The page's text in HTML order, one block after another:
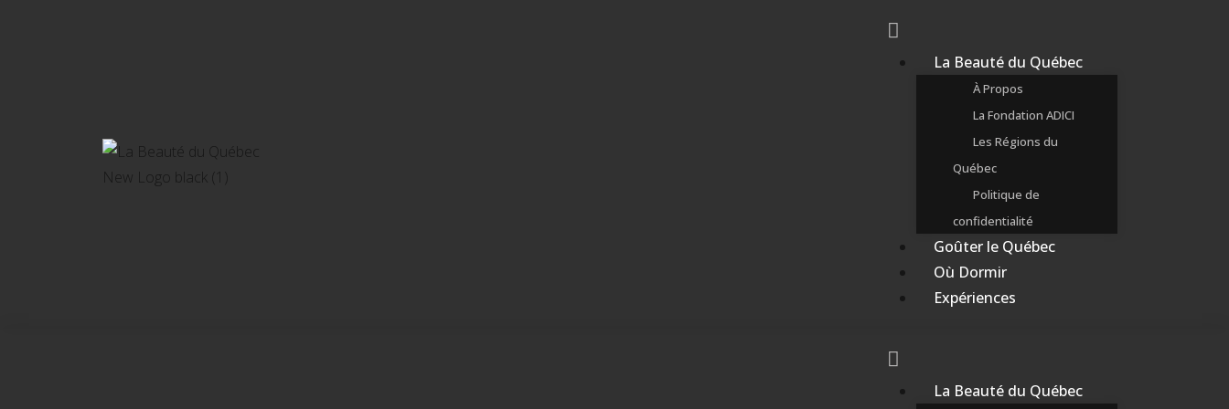
La Beauté du Québec
À Propos
La Fondation ADICI
Les Régions du
Québec
Politique de
confidentialité
Goûter le Québec
Où Dormir
Expériences
La Beauté du Québec